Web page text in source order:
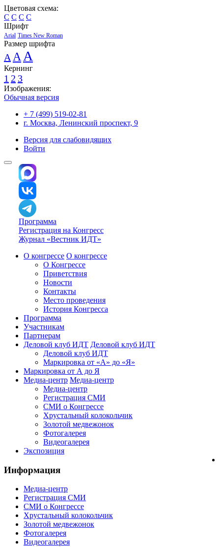
Цветовая схема:
C C C C
Шрифт
Arial Times New Roman
Размер шрифта
A A A
Кернинг
1 2 3
Изображения:
Обычная версия
+ 7 (499) 519-02-81
г. Москва, Ленинский проспект, 9
Версия для слабовидящих
Войти
Программа
Регистрация на Конгресс
Журнал «Вестник ИДТ»
О конгрессе О конгрессе
О Конгрессе
Приветствия
Новости
Контакты
Место проведения
История Конгресса
Программа
Участникам
Партнерам
Деловой клуб ИДТ Деловой клуб ИДТ
Деловой клуб ИДТ
Маркировка от «А» до «Я»
Маркировка от А до Я
Медиа-центр Медиа-центр
Медиа-центр
Регистрация СМИ
СМИ о Конгрессе
Хрустальный колокольчик
Золотой медвежонок
Фотогалерея
Видеогалерея
Экспозиция
Информация
Медиа-центр
Регистрация СМИ
СМИ о Конгрессе
Хрустальный колокольчик
Золотой медвежонок
Фотогалерея
Видеогалерея